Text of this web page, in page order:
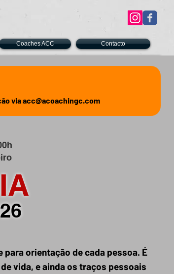
Coaches ACC Contacto
viaacc@acoachingc.com
orientação de cada pessoa. É
vida, e ainda os traços pessoais